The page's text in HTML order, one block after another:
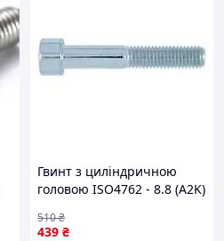
Гвинт з циліндричною
головою ISO4762 - 8.8 (A2K)
арт. 0084310 )
439 ₴
510₴